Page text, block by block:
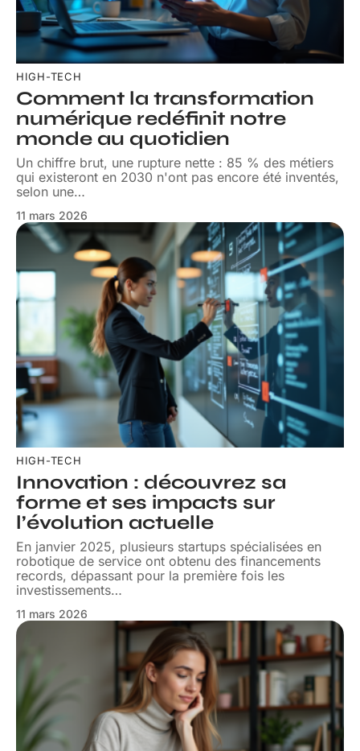
HIGH-TECH
Comment la transformation
numérique redéfinit notre
monde au quotidien
Un chiffre brut, une rupture nette : 85 % des métiers
qui existeront en 2030 n'ont pas encore été inventés,
selon une…
11 mars 2026
HIGH-TECH
Innovation : découvrez sa
forme et ses impacts sur
l’évolution actuelle
En janvier 2025, plusieurs startups spécialisées en
robotique de service ont obtenu des financements
records, dépassant pour la première fois les
investissements…
11 mars 2026